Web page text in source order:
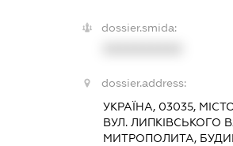
dossier.smida:
dossier.address:
УКРАЇНА, 03035,
ВУЛ. ЛИПКІВСЬКОГО
МИТРОПОЛИТА,